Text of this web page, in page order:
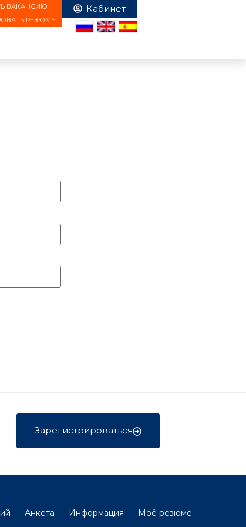
ВАКАНСИЮ
РЕЗЮМЕ
Зарегистрироваться
Анкета Информация
Моё резюме